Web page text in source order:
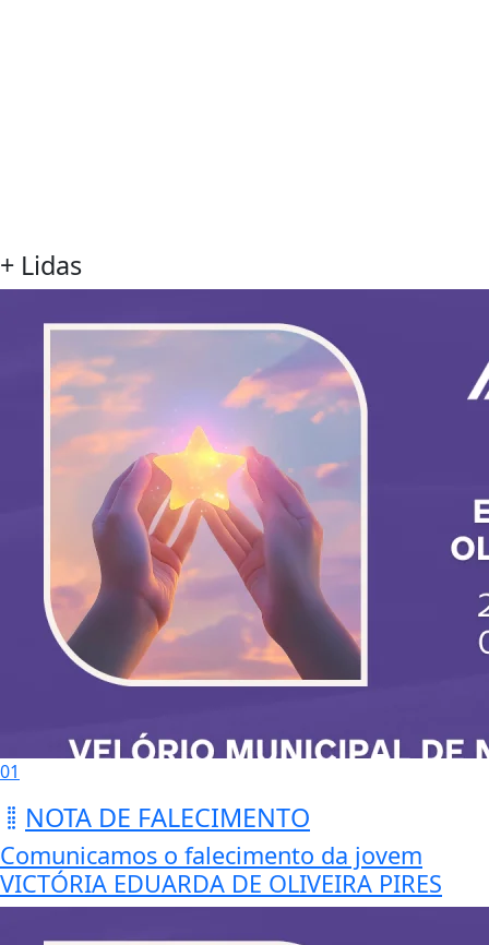
+ Lidas
01
NOTA DE FALECIMENTO
Comunicamos o falecimento da jovem
VICTÓRIA EDUARDA DE OLIVEIRA PIRES